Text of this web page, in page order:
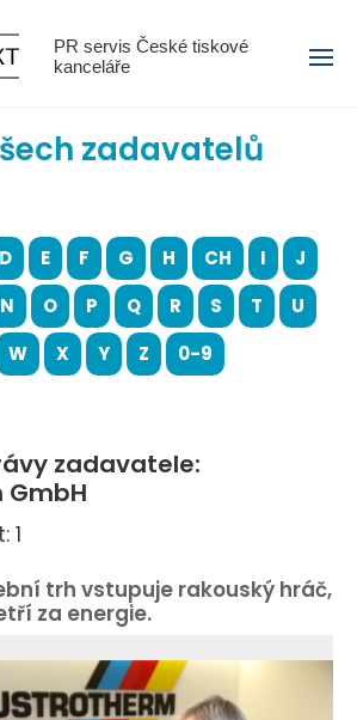
PR servis České tiskové
kanceláře
Menu
zadavatelů
D E F G H CH I
J
N O P Q R S T
U
W X Y Z 0-9
zadavatele:
1
trh vstupuje rakouský hráč,
za energie.